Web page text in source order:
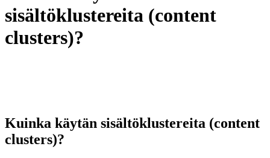
sisältöklustereita (content
clusters)?
Kuinka käytän sisältöklustereita (content
clusters)?